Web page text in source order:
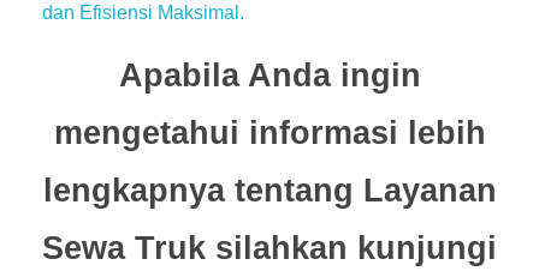
dan Efisiensi Maksimal.
Apabila Anda ingin
mengetahui informasi lebih
lengkapnya tentang Layanan
Sewa Truk silahkan kunjungi